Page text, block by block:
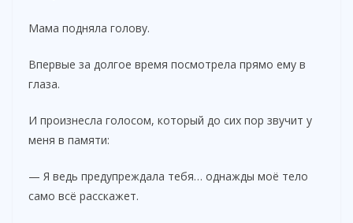
Мама подняла голову.
Впервые за долгое время посмотрела прямо ему в
глаза.
И произнесла голосом, который до сих пор звучит у
меня в памяти:
— Я ведь предупреждала тебя… однажды моё тело
само всё расскажет.